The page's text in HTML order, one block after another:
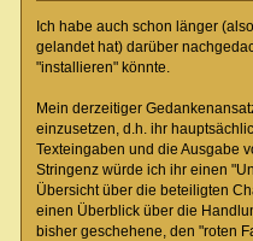
Ich habe auch schon länger
gelandet hat) darüber
"installieren" könnte.
Mein derzeitiger
einzusetzen, d.h. ihr
Texteingaben und die Ausgabe
Stringenz würde ich ihr einen
Übersicht über die beteiligten
einen Überblick über die
bisher geschehene, den "roten